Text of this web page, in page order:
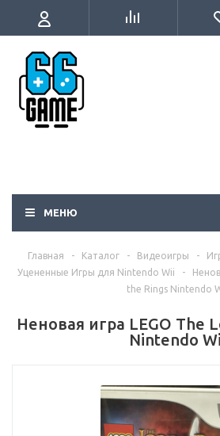
МЕНЮ
Главная - Каталог - Видеоигры -
Уцененные Игры для Nintendo Wii
-
the Rings Nintendo
Неновая игра LEGO The
Nintendo